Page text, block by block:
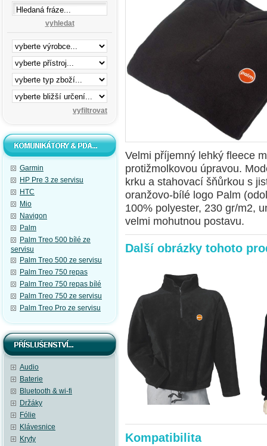
vyhledat
Garmin
HP Pre 3 ze servisu
HTC
Mio
Navigon
Palm
Palm Treo 500 bílé ze
servisu
Palm Treo 500 ze servisu
Palm Treo 750 repas
Palm Treo 750 repas bílé
Palm Treo 750 ze servisu
Palm Treo Pro ze servisu
Audio
Baterie
Bluetooth & wi-fi
Držáky
Fólie
Klávesnice
Kryty
Velmi příjemný lehký fleece
protižmolkovou úpravou.
krku a stahovací šňůrkou s
oranžovo-bílé logo Palm
100% polyester, 230 gr/m2,
velmi mohutnou postavu.
Další obrázky tohoto
Kompatibilita